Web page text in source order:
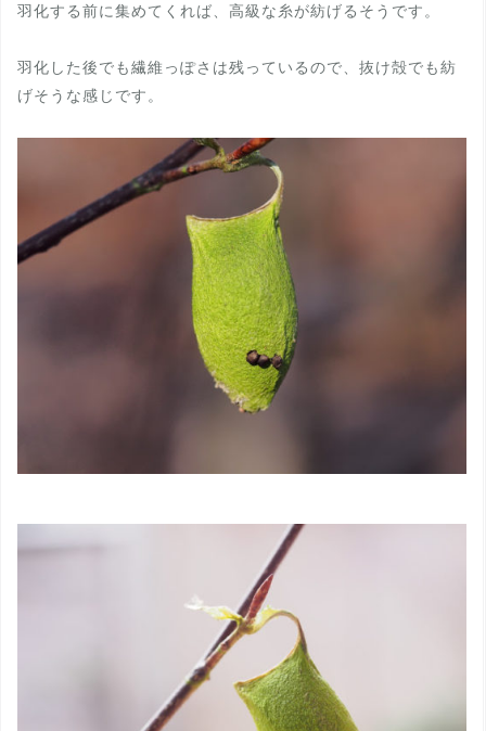
羽化する前に集めてくれば、高級な糸が紡げるそうです。
羽化した後でも繊維っぽさは残っているので、抜け殻でも紡
げそうな感じです。